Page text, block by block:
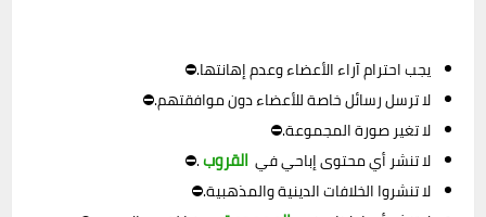
يجب احترام آراء الأعضاء وعدم إهانتها.⛔
لا ترسل رسائل خاصة للأعضاء دون موافقتهم.⛔
لا تغير صورة المجموعة.⛔
لا تنشر أي محتوى إباحي في القروب.⛔
لا تنشروا الخلافات الدينية والمذهبية.⛔